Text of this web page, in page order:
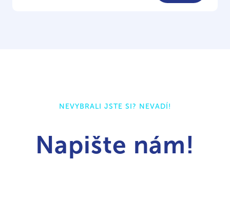
NEVYBRALI JSTE SI? NEVADÍ!
Napište nám!